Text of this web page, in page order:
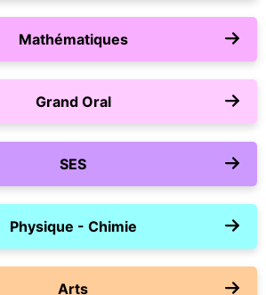
Mathématiques
Grand Oral
SES
Physique - Chimie
Arts